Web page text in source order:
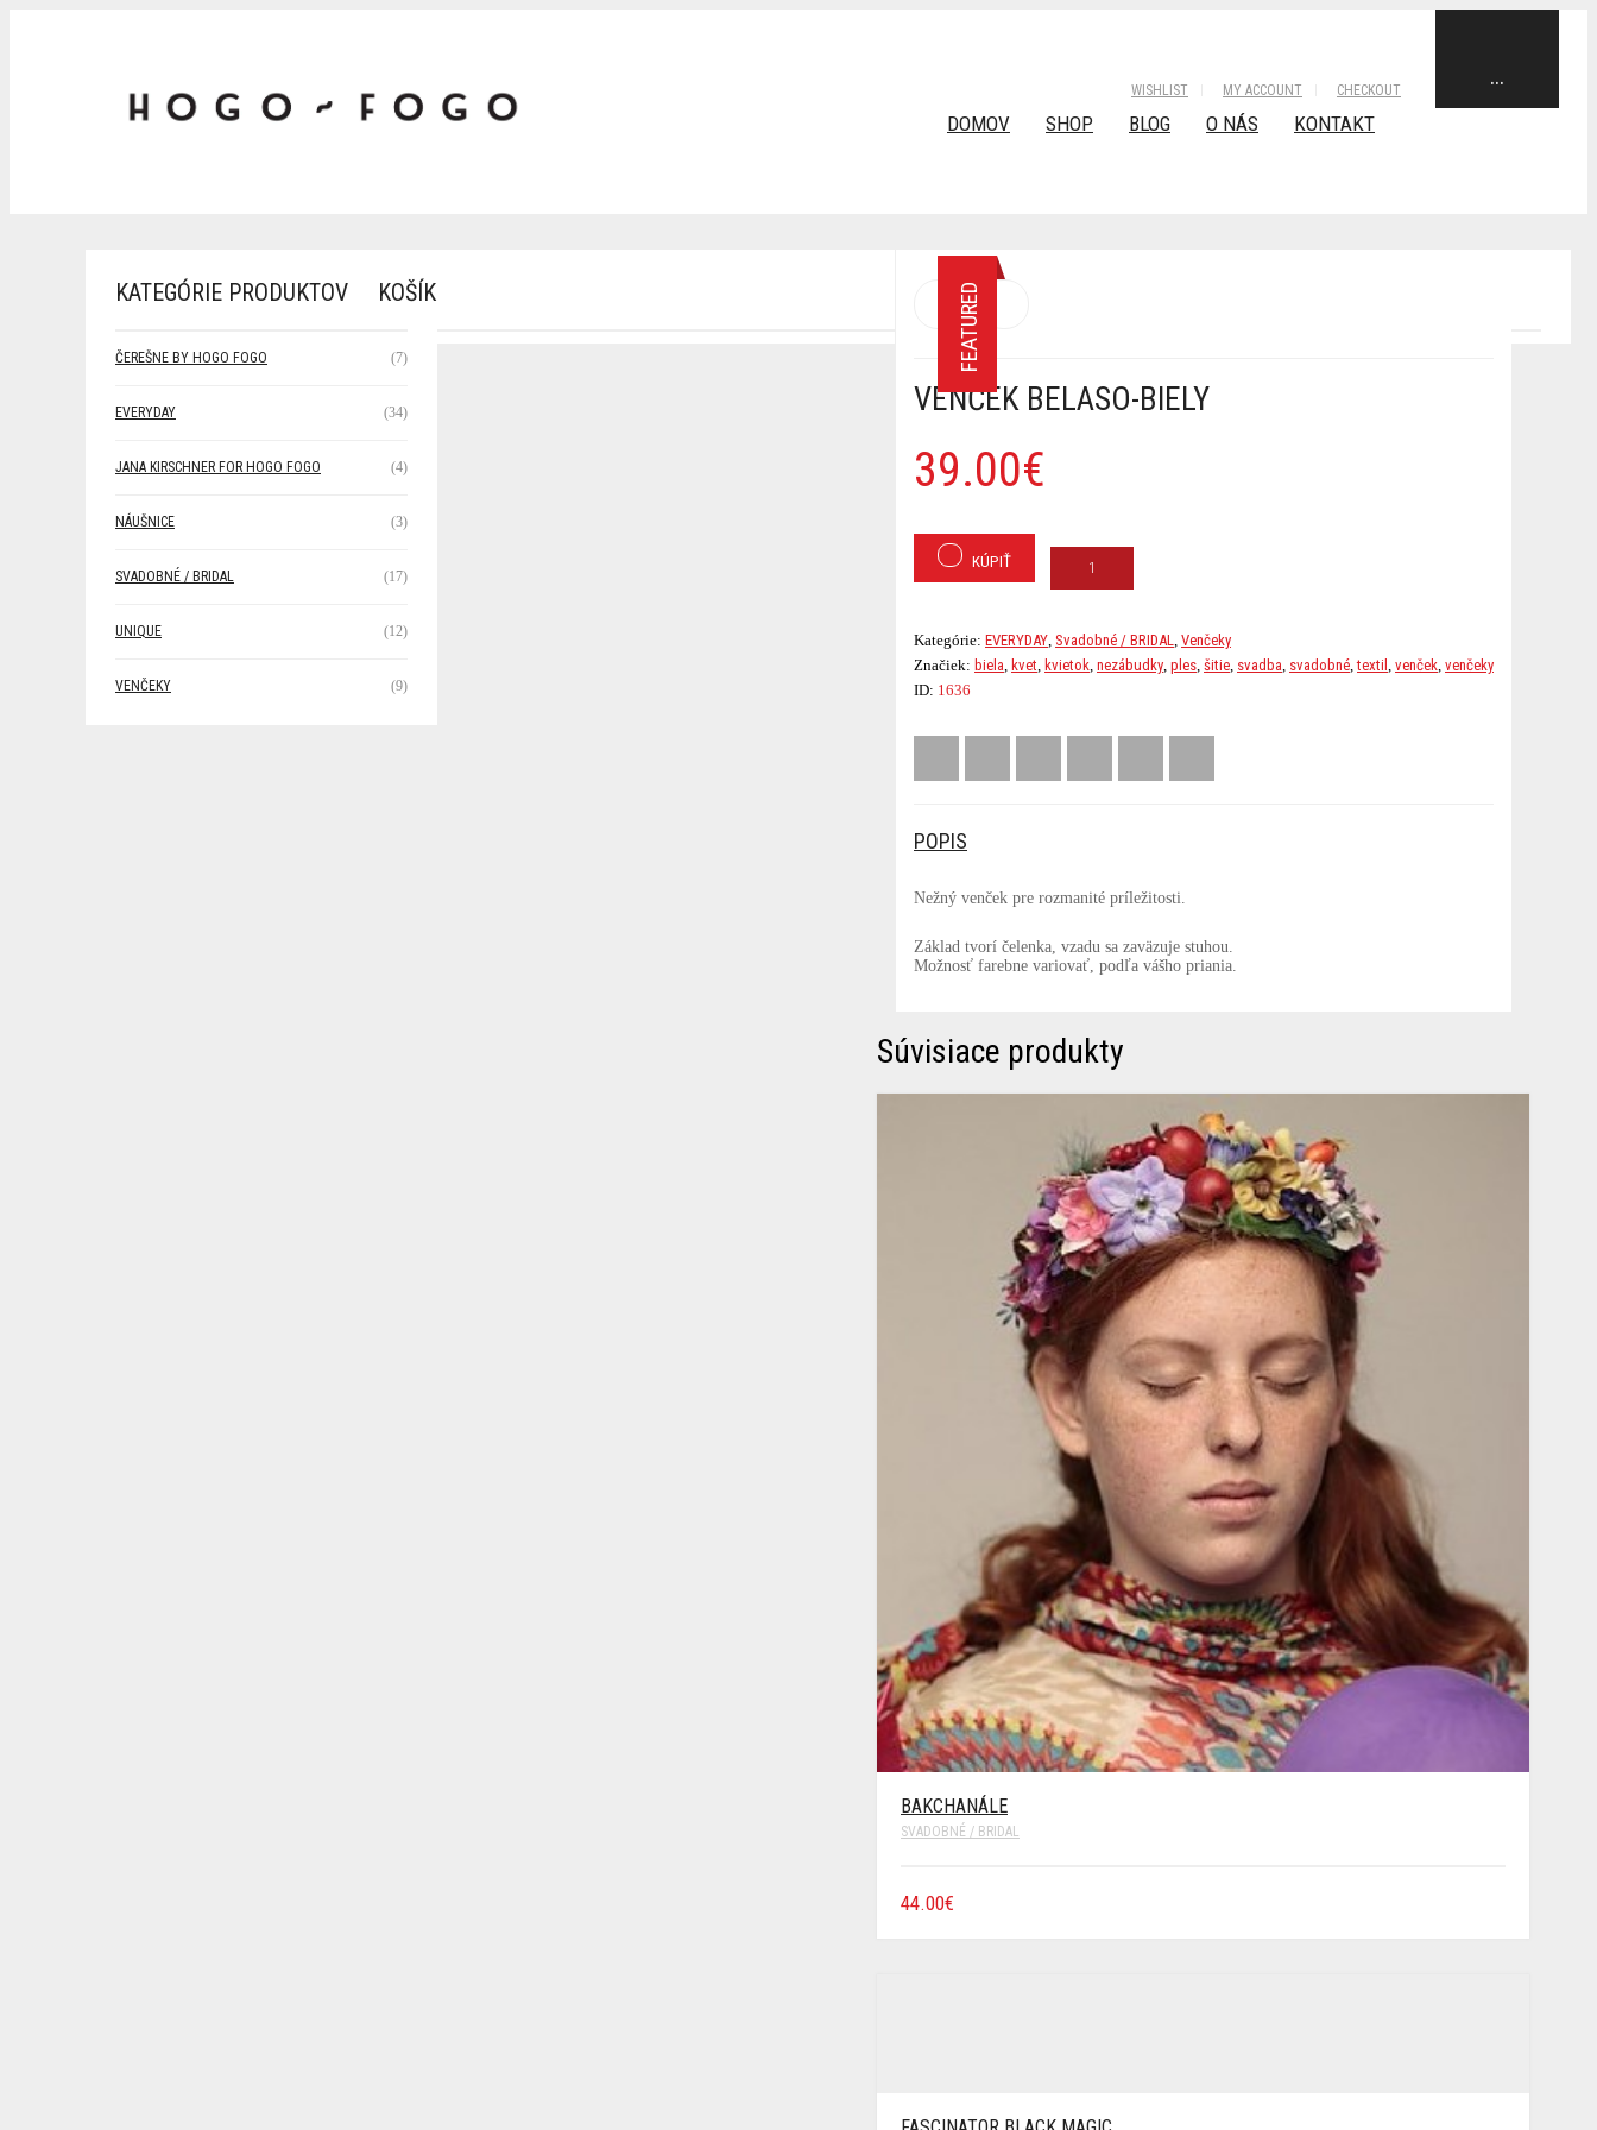
WISHLIST MY ACCOUNT CHECKOUT
DOMOV SHOP BLOG O NÁS KONTAKT
...
FEATURED
VENČEK BELASO-BIELY
39.00€
KÚPIŤ
Kategórie: EVERYDAY Svadobné / BRIDAL
Venčeky
Značiek: biela kvet kvietok nezábudky ples šitie svadba svadobné ,textil venček venčeky
ID: 1636
POPIS
Nežný venček pre rozmanité príležitosti.
Základ tvorí čelenka, vzadu sa zaväzuje stuhou.
Možnosť farebne variovať, podľa vášho priania.
Súvisiace produkty
BAKCHANÁLE
SVADOBNÉ / BRIDAL
44.00€
KATEGÓRIE PRODUKTOV
ČEREŠNE BY HOGO FOGO (7)
EVERYDAY (34)
JANA KIRSCHNER FOR HOGO FOGO (4)
NÁUŠNICE (3)
SVADOBNÉ / BRIDAL (17)
UNIQUE (12)
VENČEKY (9)
KOŠÍK